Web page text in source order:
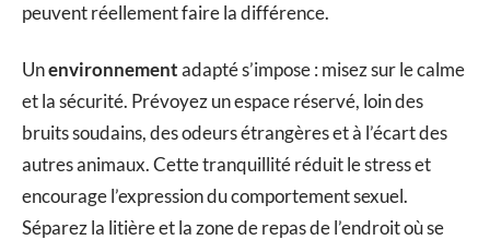
peuvent réellement faire la différence.
Unenvironnementadapté s’impose : misez sur le calme
et la sécurité. Prévoyez un espace réservé, loin des
bruits soudains, des odeurs étrangères et à l’écart des
autres animaux. Cette tranquillité réduit le stress et
encourage l’expression du comportement sexuel.
Séparez la litière et la zone de repas de l’endroit où se